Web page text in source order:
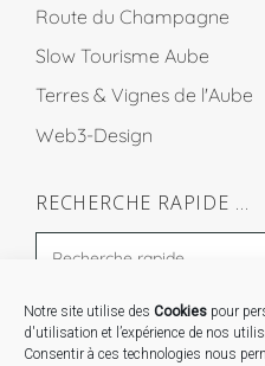
Notre site utilise des Cookies pour
d'utilisation et l’expérience de nos
Consentir à ces technologies nous
Route du Champagne
Slow Tourisme Aube
Terres & Vignes de l'Aube
Web3-Design
RECHERCHE RAPIDE …
STAGES …